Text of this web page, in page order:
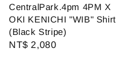
CentralPark.4pm 4PM X
OKI KENICHI "WIB" Shirt
(Black Stripe)
Regular
NT$ 2,080